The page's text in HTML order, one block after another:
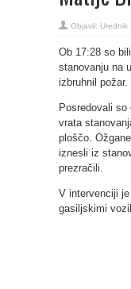
Objavil: Urednik
Ob 17:28 so
stanovanju na
izbruhnil požar.
Posredovali
vrata
ploščo.
iznesli iz
prezračili.
V intervenciji
gasiljskimi